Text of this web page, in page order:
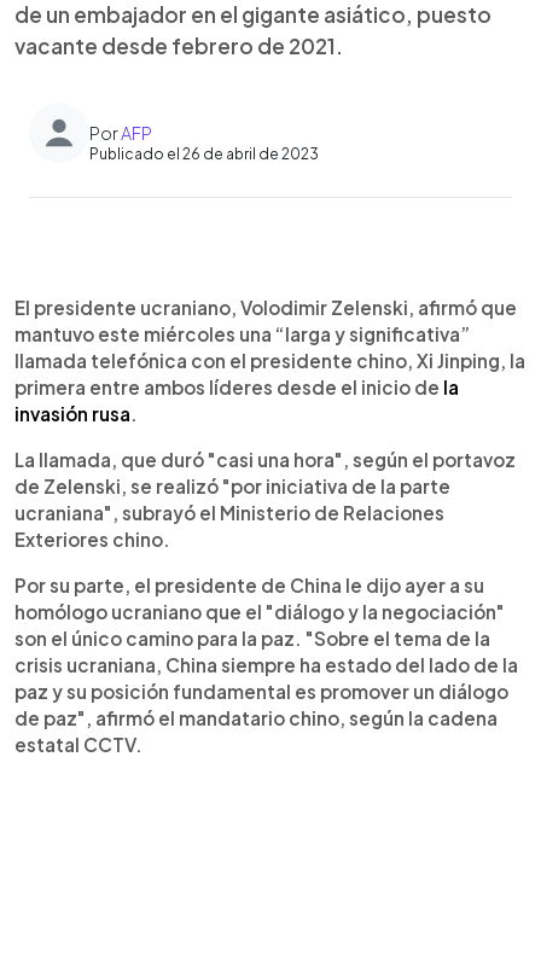
de un embajador en el gigante asiático, puesto
vacante desde febrero de 2021.
PorAFP
Publicado el 26 de abril de 2023
► Escuchar artículo
El presidente ucraniano, Volodimir Zelenski, afirmó que
mantuvo este miércoles una “larga y significativa”
llamada telefónica con el presidente chino, Xi Jinping, la
primera entre ambos líderes desde el inicio de la
invasión rusa.
La llamada, que duró "casi una hora", según el portavoz
de Zelenski, se realizó "por iniciativa de la parte
ucraniana", subrayó el Ministerio de Relaciones
Exteriores chino.
Por su parte, el presidente de China le dijo ayer a su
homólogo ucraniano que el "diálogo y la negociación"
son el único camino para la paz. "Sobre el tema de la
crisis ucraniana, China siempre ha estado del lado de la
paz y su posición fundamental es promover un diálogo
de paz", afirmó el mandatario chino, según la cadena
estatal CCTV.